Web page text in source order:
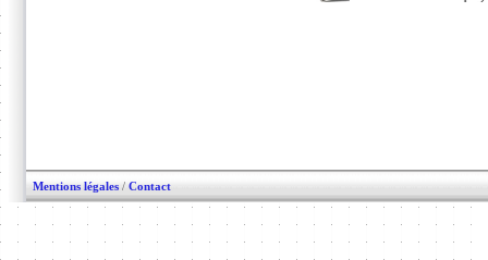
Mentions légales / Contact